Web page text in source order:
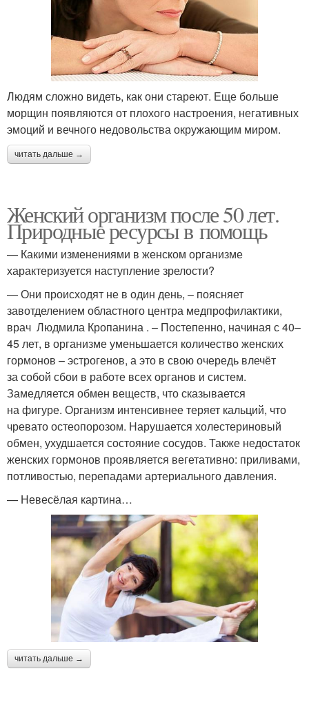
Людям сложно видеть, как они стареют. Еще больше
морщин появляются от плохого настроения, негативных
эмоций и вечного недовольства окружающим миром.
читать дальше →
Женский организм после 50 лет.
Природные ресурсы в помощь
— Какими изменениями в женском организме
характеризуется наступление зрелости?
— Они происходят не в один день, – поясняет
завотделением областного центра медпрофилактики,
врач Людмила Кропанина . – Постепенно, начиная с 40–
45 лет, в организме уменьшается количество женских
гормонов – эстрогенов, а это в свою очередь влечёт
за собой сбои в работе всех органов и систем.
Замедляется обмен веществ, что сказывается
на фигуре. Организм интенсивнее теряет кальций, что
чревато остеопорозом. Нарушается холестериновый
обмен, ухудшается состояние сосудов. Также недостаток
женских гормонов проявляется вегетативно: приливами,
потливостью, перепадами артериального давления.
— Невесёлая картина…
читать дальше →